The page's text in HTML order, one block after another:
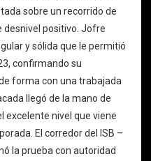
sobre un recorrido de
desnivel positivo. Jofre
y sólida que le permitió
confirmando su
forma con una trabajada
llegó de la mano de
excelente nivel que viene
El corredor del ISB –
la prueba con autoridad